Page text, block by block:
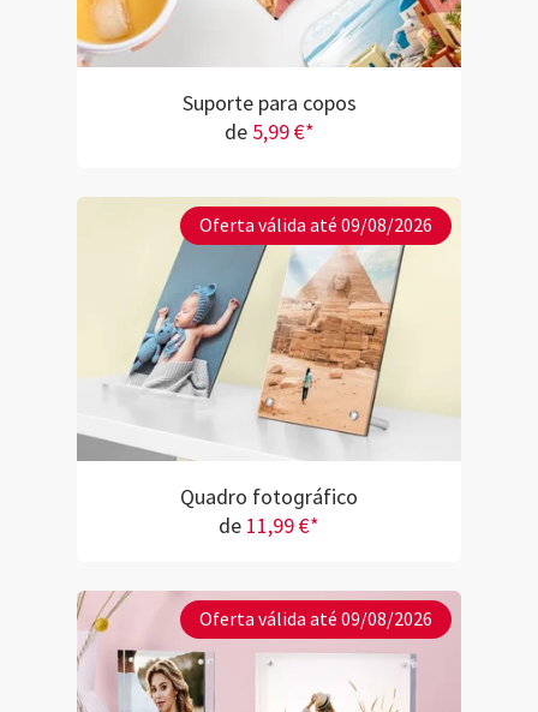
Suporte para copos
de 5,99 €*
Oferta válida até 09/08/2026
Quadro fotográfico
de 11,99 €*
Oferta válida até 09/08/2026